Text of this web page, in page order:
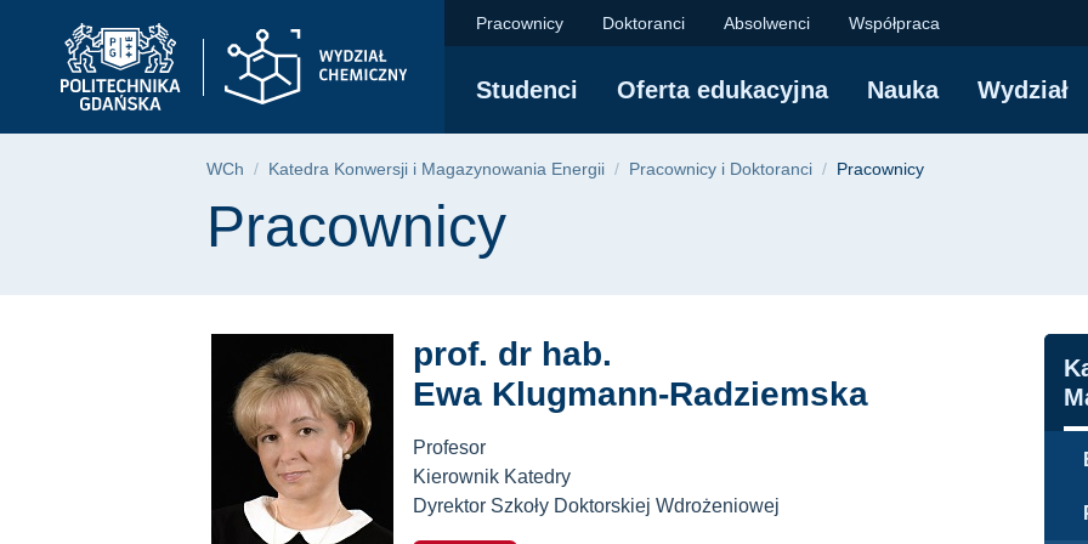
głównego
wyszukiwarki
Pracownicy | Wydział Chemiczny
Pracownicy Doktoranci Absolwenci Współpraca
Studenci Oferta edukacyjna Nauka Wydział
Ścieżka nawigacyjna
WCh Katedra Konwersji i Magazynowania Energii Pracownicy i Doktoranci Pracownicy
Treść strony
Pracownicy
prof. dr hab.
Ewa Klugmann-Radziemska
Profesor
Kierownik Katedry
Dyrektor Szkoły Doktorskiej Wdrożeniowej